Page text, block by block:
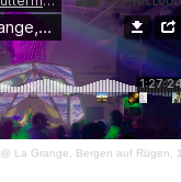
@ La Grange, Bergen auf Rügen, 11.04.2026